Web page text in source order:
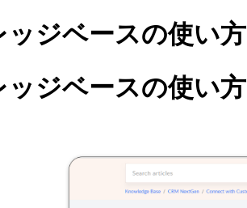
ジベースの使い方
ジベースの使い方